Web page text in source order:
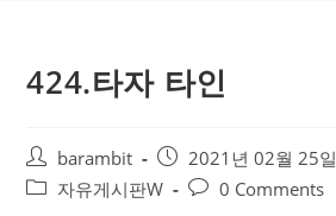
424.타자 타인
Post
author:
barambit
Post
published:
2021년 02월 25일
Post자유게시판W
Post0 Comments